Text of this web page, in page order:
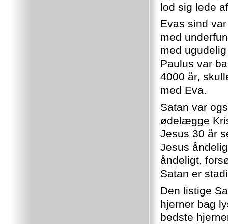
lod sig lede
Evas sind
med
med
Paulus var
4000 år,
med Eva.
Satan var
ødelægge
Jesus 30 år
Jesus
åndeligt,
Satan er
Den listige
hjerner bag
bedste